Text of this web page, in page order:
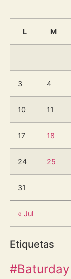
L M
3 4
10 11
17 18
24 25
31
« Jul
Etiquetas
#Baturday